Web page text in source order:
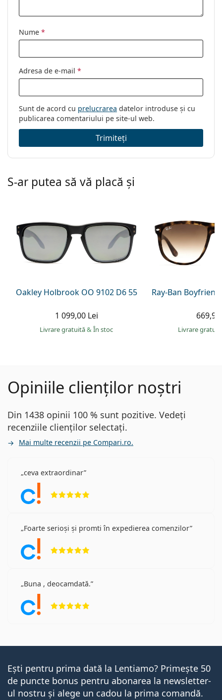
Nume *
Adresa de e-mail *
Sunt de acord cu prelucrarea datelor introduse și cu
publicarea comentariului pe site-ul web.
Trimiteți
S-ar putea să vă placă și
Oakley Holbrook OO 9102 D6 55
1 099,00 Lei
Livrare gratuită& În stoc
Ray-Ban
Livrare
Opiniile clienților noștri
Din 1438 opinii 100 % sunt pozitive. Vedeți
recenziile clienților selectați.
Mai multe recenzii pe Compari.ro.
ceva extraordinar
Foarte serioși și promti în expedierea comenzilor
Buna , deocamdată.
Ești pentru prima dată la Lentiamo? Primește 50
de puncte bonus pentru abonarea la newsletter-
ul nostru și alege un cadou la prima comandă.